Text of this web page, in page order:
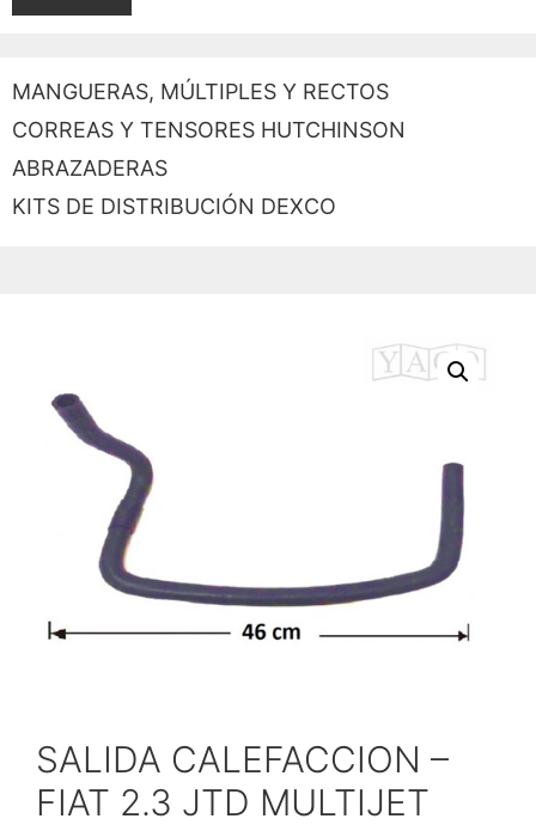
SALIDA CALEFACCION –
FIAT 2.3 JTD MULTIJET
MANGUERAS, MÚLTIPLES Y RECTOS
CORREAS Y TENSORES HUTCHINSON
ABRAZADERAS
KITS DE DISTRIBUCIÓN DEXCO